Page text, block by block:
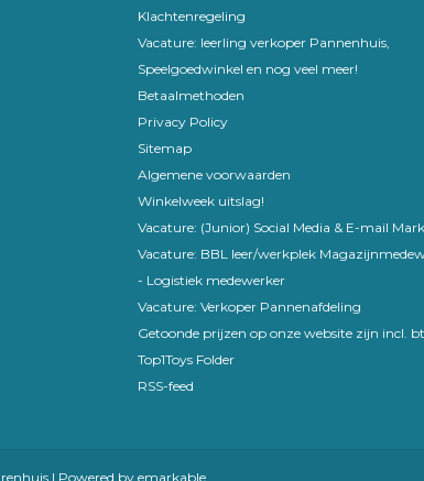
Klachtenregeling
Vacature: leerling verkoper Pannenhuis,
Speelgoedwinkel en nog veel meer!
Betaalmethoden
Privacy Policy
Sitemap
Algemene voorwaarden
Winkelweek uitslag!
Vacature: (Junior) Social Media & E-mail
Vacature: BBL leer/werkplek
- Logistiek medewerker
Vacature: Verkoper Pannenafdeling
Getoonde prijzen op onze website zijn incl.
Top1Toys Folder
RSS-feed
| Powered by emarkable